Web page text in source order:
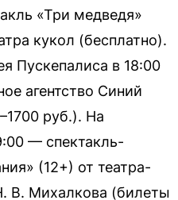
«Три медведя»
кукол (бесплатно).
Пускепалиса в 18:00
агентство Синий
руб.). На
— спектакль-
(12+) от театра-
В. Михалкова (билеты